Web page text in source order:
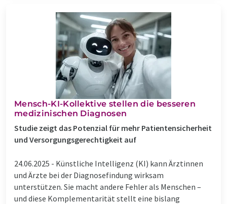
Mensch-KI-Kollektive stellen die besseren
medizinischen Diagnosen
Studie zeigt das Potenzial für mehr Patientensicherheit
und Versorgungsgerechtigkeit auf
24.06.2025 - Künstliche Intelligenz (KI) kann Ärztinnen
und Ärzte bei der Diagnosefindung wirksam
unterstützen. Sie macht andere Fehler als Menschen –
und diese Komplementarität stellt eine bislang